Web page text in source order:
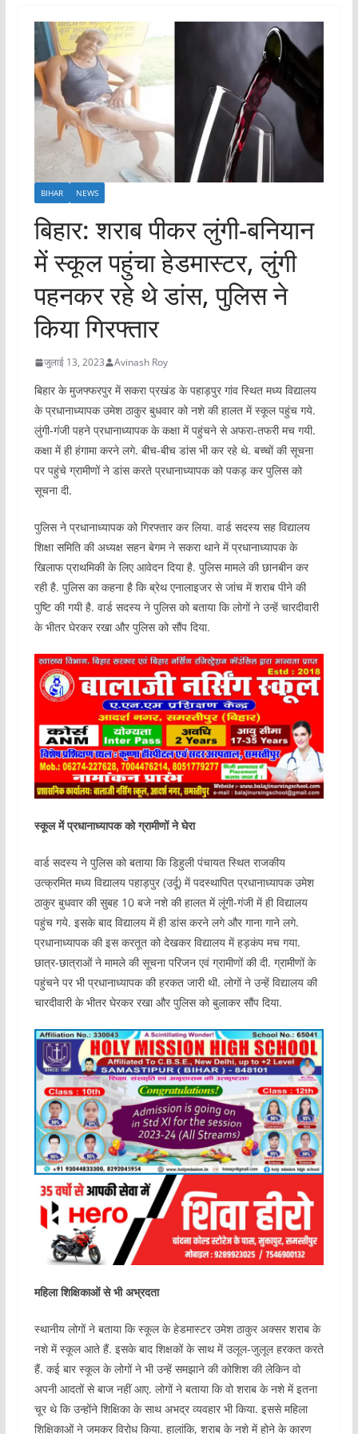
BIHAR NEWS
बिहार: शराब पीकर लुंगी-बनियान
में स्कूल पहुंचा हेडमास्टर, लुंगी
पहनकर रहे थे डांस, पुलिस ने
किया गिरफ्तार
जुलाई 13, 2023 Avinash Roy
बिहार के मुजफ्फरपुर में सकरा प्रखंड के पहाड़पुर गांव स्थित मध्य विद्यालय
के प्रधानाध्यापक उमेश ठाकुर बुधवार को नशे की हालत में स्कूल पहुंच गये.
लुंगी-गंजी पहने प्रधानाध्यापक के कक्षा में पहुंचने से अफरा-तफरी मच गयी.
कक्षा में ही हंगामा करने लगे. बीच-बीच डांस भी कर रहे थे. बच्चों की सूचना
पर पहुंचे ग्रामीणों ने डांस करते प्रधानाध्यापक को पकड़ कर पुलिस को
सूचना दी.
पुलिस ने प्रधानाध्यापक को गिरफ्तार कर लिया. वार्ड सदस्य सह विद्यालय
शिक्षा समिति की अध्यक्ष सहन बेगम ने सकरा थाने में प्रधानाध्यापक के
खिलाफ प्राथमिकी के लिए आवेदन दिया है. पुलिस मामले की छानबीन कर
रही है. पुलिस का कहना है कि ब्रेथ एनालाइजर से जांच में शराब पीने की
पुष्टि की गयी है. वार्ड सदस्य ने पुलिस को बताया कि लोगों ने उन्हें चारदीवारी
के भीतर घेरकर रखा और पुलिस को सौंप दिया.
स्कूल में प्रधानाध्यापक को ग्रामीणों ने घेरा
वार्ड सदस्य ने पुलिस को बताया कि डिहुली पंचायत स्थित राजकीय
उत्क्रमित मध्य विद्यालय पहाड़पुर (उर्दू) में पदस्थापित प्रधानाध्यापक उमेश
ठाकुर बुधवार की सुबह 10 बजे नशे की हालत में लूंगी-गंजी में ही विद्यालय
पहुंच गये. इसके बाद विद्यालय में ही डांस करने लगे और गाना गाने लगे.
प्रधानाध्यापक की इस करतूत को देखकर विद्यालय में हड़कंप मच गया.
छात्र-छात्राओं ने मामले की सूचना परिजन एवं ग्रामीणों की दी. ग्रामीणों के
पहुंचने पर भी प्रधानाध्यापक की हरकत जारी थी. लोगों ने उन्हें विद्यालय की
चारदीवारी के भीतर घेरकर रखा और पुलिस को बुलाकर सौंप दिया.
महिला शिक्षिकाओं से भी अभ्रदता
स्थानीय लोगों ने बताया कि स्कूल के हेडमास्टर उमेश ठाकुर अक्सर शराब के
नशे में स्कूल आते हैं. इसके बाद शिक्षकों के साथ में उलूल-जुलूल हरकत करते
हैं. कई बार स्कूल के लोगों ने भी उन्हें समझाने की कोशिश की लेकिन वो
अपनी आदतों से बाज नहीं आए. लोगों ने बताया कि वो शराब के नशे में इतना
चूर थे कि उन्होंने शिक्षिका के साथ अभद्र व्यवहार भी किया. इससे महिला
शिक्षिकाओं ने जमकर विरोध किया. हालांकि, शराब के नशे में होने के कारण